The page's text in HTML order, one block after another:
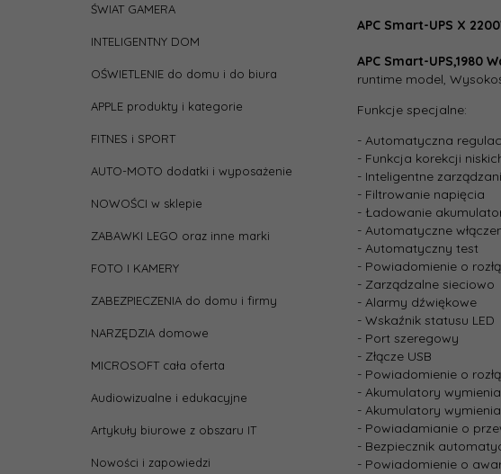
ŚWIAT GAMERA
INTELIGENTNY DOM
OŚWIETLENIE do domu i do biura
APPLE produkty i kategorie
FITNES i SPORT
AUTO-MOTO dodatki i wyposażenie
NOWOŚCI w sklepie
ZABAWKI LEGO oraz inne marki
FOTO I KAMERY
ZABEZPIECZENIA do domu i firmy
NARZĘDZIA domowe
MICROSOFT cała oferta
Audiowizualne i edukacyjne
Artykuły biurowe z obszaru IT
Nowości i zapowiedzi
APC Smart-UPS X
APC Smart-UPS,1980
runtime model,
Funkcje specjalne:
- Automatyczna
- Funkcja korekcji
- Inteligentne
- Filtrowanie napięcia
- Ładowanie
- Automatyczne
- Automatyczny test
- Powiadomienie o
- Zarządzalne sieciowo
- Alarmy dźwiękowe
- Wskaźnik statusu LED
- Port szeregowy
- Złącze USB
- Powiadomienie o
- Akumulatory
- Akumulatory
- Powiadamianie o
- Bezpiecznik
- Powiadomienie o
UPS-a:
ładowania:
Czas
podtrzymania
(obciążenie
100%):
9.8
depth: 610
height: 330
Kolor:
Liczba faz na
wejściu:
1
Moc czynna: 1980